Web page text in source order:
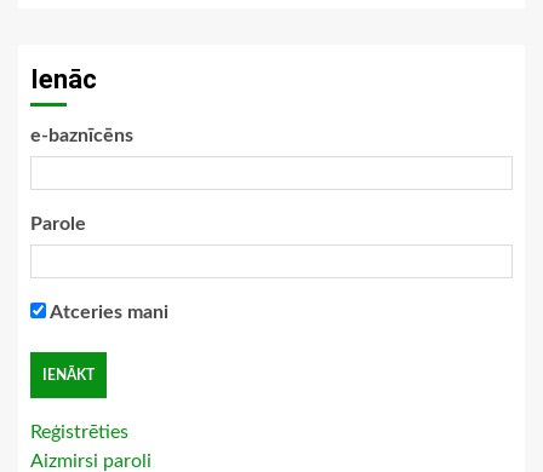
Ienāc
e-baznīcēns
Parole
Atceries mani
Reģistrēties
Aizmirsi paroli